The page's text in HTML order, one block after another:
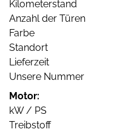
Kilometerstand
Anzahl der Türen
Farbe
Standort
Lieferzeit
Unsere Nummer
Motor:
kW / PS
Treibstoff